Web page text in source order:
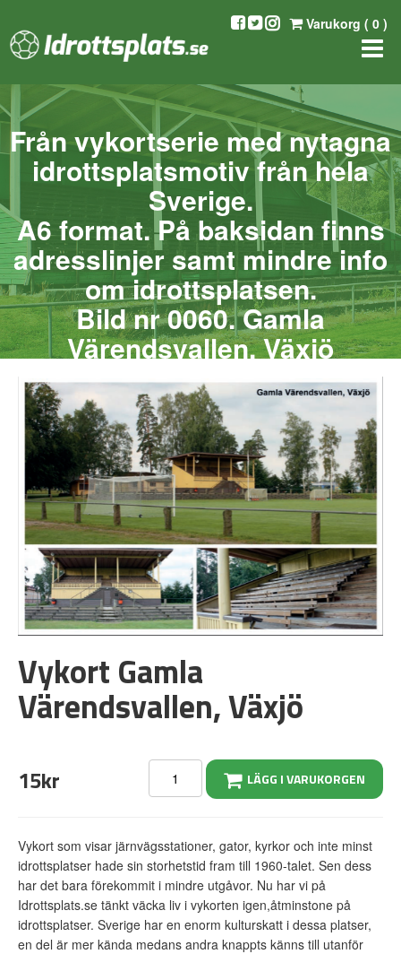
Varukorg ( 0 )
Från vykortserie med nytagna
idrottsplatsmotiv från hela
Sverige.
A6 format. På baksidan finns
adresslinjer samt mindre info
om idrottsplatsen.
Bild nr 0060. Gamla
Värendsvallen, Växjö
Vykort Gamla
Värendsvallen, Växjö
15kr LÄGG I VARUKORGEN
Vykort som visar järnvägsstationer, gator, kyrkor och inte minst
idrottsplatser hade sin storhetstid fram till 1960-talet. Sen dess
har det bara förekommit i mindre utgåvor. Nu har vi på
Idrottsplats.se tänkt väcka liv i vykorten igen,åtminstone på
idrottsplatser. Sverige har en enorm kulturskatt i dessa platser,
en del är mer kända medans andra knappts känns till utanför